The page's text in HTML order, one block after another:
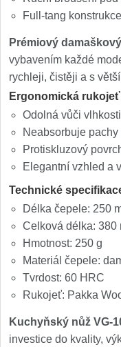
Full-tang
Prémiový
vybavením každé
rychleji, čistěji a s
Ergonomická rukojeť
Odolná vůči
Neabsorbuje pachy
Protiskluzový
Elegantní vzhled a
Technické
Délka čepele: 250
Celková délka: 380
Hmotnost: 250 g
Materiál čepele:
Tvrdost: 60 HRC
Rukojeť: Pakka
Kuchyňský nůž VG-
investice do kvality,